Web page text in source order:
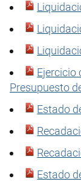
Ejercicio
Presupuesto
Estado
Estado